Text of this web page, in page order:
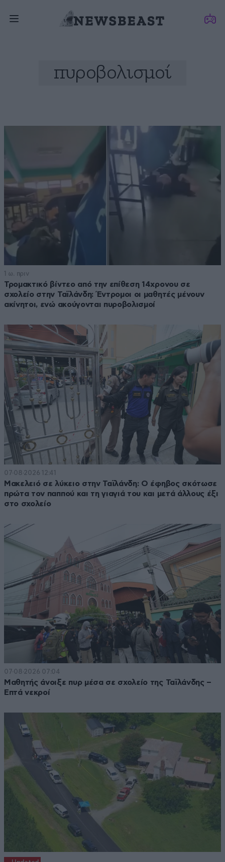
πυροβολισμοί
1 ω. πριν
Τρομακτικό βίντεο από την επίθεση 14χρονου σε
σχολείο στην Ταϊλάνδη: Έντρομοι οι μαθητές μένουν
ακίνητοι, ενώ ακούγονται πυροβολισμοί
07·08·2026 12:41
Μακελειό σε λύκειο στην Ταϊλάνδη: Ο έφηβος σκότωσε
πρώτα τον παππού και τη γιαγιά του και μετά άλλους έξι
στο σχολείο
07·08·2026 07:04
Μαθητής άνοιξε πυρ μέσα σε σχολείο της Ταϊλάνδης –
Επτά νεκροί